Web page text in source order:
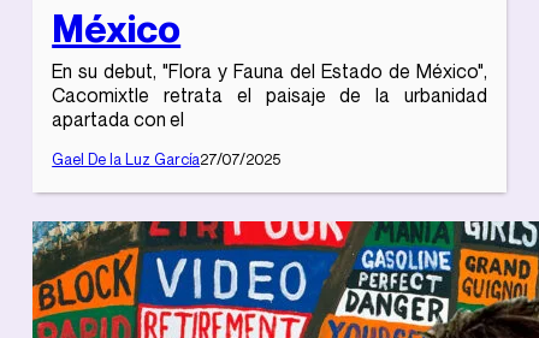
México
En su debut, "Flora y Fauna del Estado de México",
Cacomixtle retrata el paisaje de la urbanidad
apartada con el
Gael De la Luz García27/07/2025